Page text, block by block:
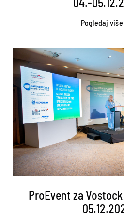
Pogledaj više
ProEvent za